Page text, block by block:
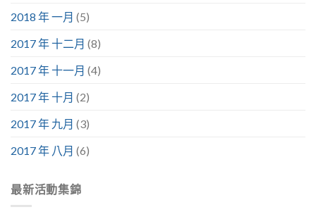
2018 年 一月 (5)
2017 年 十二月 (8)
2017 年 十一月 (4)
2017 年 十月 (2)
2017 年 九月 (3)
2017 年 八月 (6)
最新活動集錦